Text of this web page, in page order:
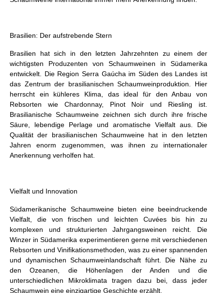
Brasilien: Der aufstrebende Stern
Brasilien hat sich in den letzten Jahrzehnten zu einem der
wichtigsten Produzenten von Schaumweinen in Südamerika
entwickelt. Die Region Serra Gaúcha im Süden des Landes ist
das Zentrum der brasilianischen Schaumweinproduktion. Hier
herrscht ein kühleres Klima, das ideal für den Anbau von
Rebsorten wie Chardonnay, Pinot Noir und Riesling ist.
Brasilianische Schaumweine zeichnen sich durch ihre frische
Säure, lebendige Perlage und aromatische Vielfalt aus. Die
Qualität der brasilianischen Schaumweine hat in den letzten
Jahren enorm zugenommen, was ihnen zu internationaler
Anerkennung verholfen hat.
Vielfalt und Innovation
Südamerikanische Schaumweine bieten eine beeindruckende
Vielfalt, die von frischen und leichten Cuvées bis hin zu
komplexen und strukturierten Jahrgangsweinen reicht. Die
Winzer in Südamerika experimentieren gerne mit verschiedenen
Rebsorten und Vinifikationsmethoden, was zu einer spannenden
und dynamischen Schaumweinlandschaft führt. Die Nähe zu
den Ozeanen, die Höhenlagen der Anden und die
unterschiedlichen Mikroklimata tragen dazu bei, dass jeder
Schaumwein eine einzigartige Geschichte erzählt.